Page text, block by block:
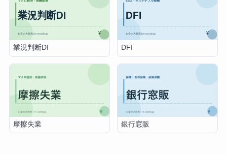
業況判断DI DFI
摩擦失業 銀行窓販